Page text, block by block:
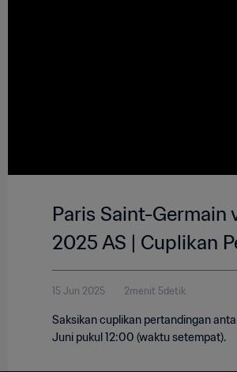
Paris Saint-Germain
2025 AS | Cuplikan
15 Jun 2025 2menit 5detik
Saksikan cuplikan pertandingan
Juni pukul 12:00 (waktu setempat).